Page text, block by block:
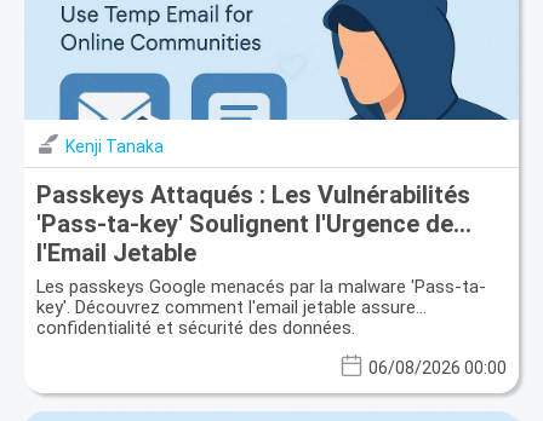
Kenji Tanaka
Passkeys Attaqués : Les Vulnérabilités
'Pass-ta-key' Soulignent l'Urgence de
l'Email Jetable
Les passkeys Google menacés par la malware 'Pass-ta-
key'. Découvrez comment l'email jetable assure
confidentialité et sécurité des données.
06/08/2026 00:00